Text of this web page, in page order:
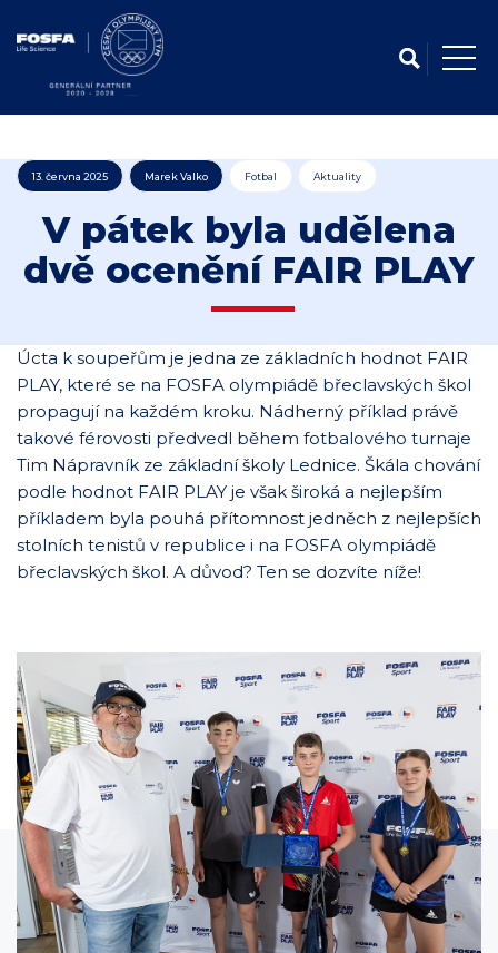
13. června 2025 Marek Valko Fotbal Aktuality
V pátek byla udělena
dvě ocenění FAIR PLAY
Úcta k soupeřům je jedna ze základních hodnot FAIR
PLAY, které se na FOSFA olympiádě břeclavských škol
propagují na každém kroku. Nádherný příklad právě
takové férovosti předvedl během fotbalového turnaje
Tim Nápravník ze základní školy Lednice. Škála chování
podle hodnot FAIR PLAY je však široká a nejlepším
příkladem byla pouhá přítomnost jedněch z nejlepších
stolních tenistů v republice i na FOSFA olympiádě
břeclavských škol. A důvod? Ten se dozvíte níže!